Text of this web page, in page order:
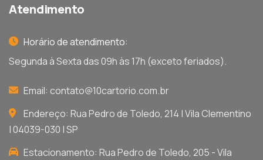
Atendimento
Horário de atendimento:
Segunda à Sexta das 09h às 17h (exceto feriados).
Email: contato@10cartorio.com.br
Endereço: Rua Pedro de Toledo, 214 | Vila Clementino
| 04039-030 | SP
Estacionamento: Rua Pedro de Toledo, 205 - Vila